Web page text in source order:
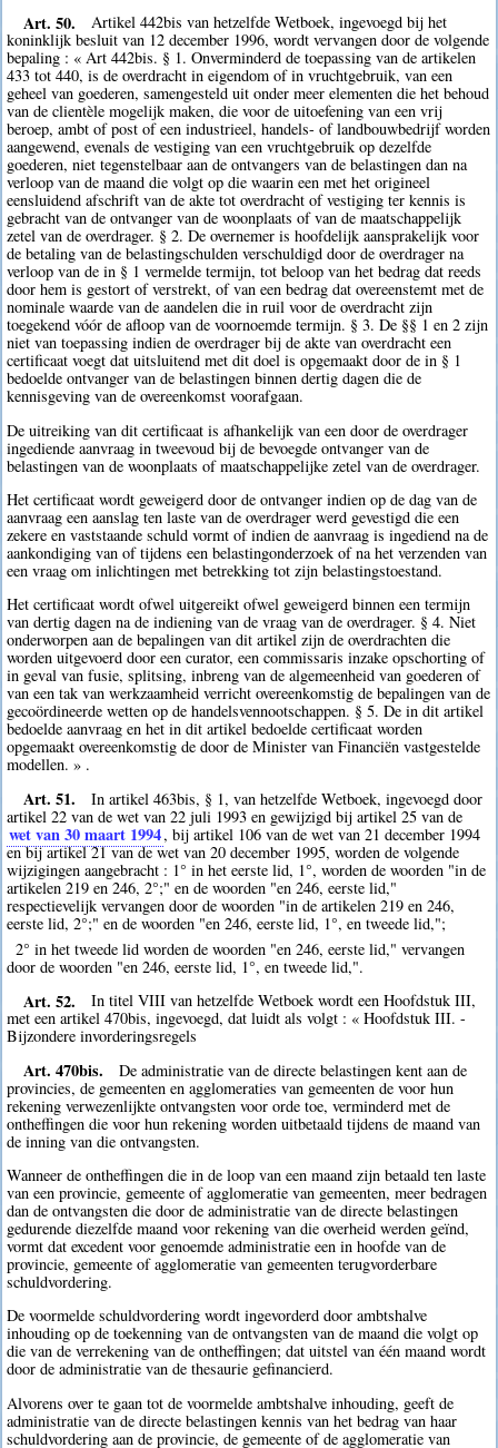
Art. 50.
Artikel 442bis van hetzelfde Wetboek, ingevoegd bij het
koninklijk besluit van 12 december 1996, wordt vervangen door de volgende
bepaling : « Art 442bis. § 1. Onverminderd de toepassing van de artikelen
433 tot 440, is de overdracht in eigendom of in vruchtgebruik, van een
geheel van goederen, samengesteld uit onder meer elementen die het behoud
van de clientèle mogelijk maken, die voor de uitoefening van een vrij
beroep, ambt of post of een industrieel, handels- of landbouwbedrijf worden
aangewend, evenals de vestiging van een vruchtgebruik op dezelfde
goederen, niet tegenstelbaar aan de ontvangers van de belastingen dan na
verloop van de maand die volgt op die waarin een met het origineel
eensluidend afschrift van de akte tot overdracht of vestiging ter kennis is
gebracht van de ontvanger van de woonplaats of van de maatschappelijk
zetel van de overdrager. § 2. De overnemer is hoofdelijk aansprakelijk voor
de betaling van de belastingschulden verschuldigd door de overdrager na
verloop van de in § 1 vermelde termijn, tot beloop van het bedrag dat reeds
door hem is gestort of verstrekt, of van een bedrag dat overeenstemt met de
nominale waarde van de aandelen die in ruil voor de overdracht zijn
toegekend vóór de afloop van de voornoemde termijn. § 3. De §§ 1 en 2 zijn
niet van toepassing indien de overdrager bij de akte van overdracht een
certificaat voegt dat uitsluitend met dit doel is opgemaakt door de in § 1
bedoelde ontvanger van de belastingen binnen dertig dagen die de
kennisgeving van de overeenkomst voorafgaan.
De uitreiking van dit certificaat is afhankelijk van een door de overdrager
ingediende aanvraag in tweevoud bij de bevoegde ontvanger van de
belastingen van de woonplaats of maatschappelijke zetel van de overdrager.
Het certificaat wordt geweigerd door de ontvanger indien op de dag van de
aanvraag een aanslag ten laste van de overdrager werd gevestigd die een
zekere en vaststaande schuld vormt of indien de aanvraag is ingediend na de
aankondiging van of tijdens een belastingonderzoek of na het verzenden van
een vraag om inlichtingen met betrekking tot zijn belastingstoestand.
Het certificaat wordt ofwel uitgereikt ofwel geweigerd binnen een termijn
van dertig dagen na de indiening van de vraag van de overdrager. § 4. Niet
onderworpen aan de bepalingen van dit artikel zijn de overdrachten die
worden uitgevoerd door een curator, een commissaris inzake opschorting of
in geval van fusie, splitsing, inbreng van de algemeenheid van goederen of
van een tak van werkzaamheid verricht overeenkomstig de bepalingen van de
gecoördineerde wetten op de handelsvennootschappen. § 5. De in dit artikel
bedoelde aanvraag en het in dit artikel bedoelde certificaat worden
opgemaakt overeenkomstig de door de Minister van Financiën vastgestelde
modellen. » .
Art. 51.
In artikel 463bis, § 1, van hetzelfde Wetboek, ingevoegd door
artikel 22 van de wet van 22 juli 1993 en gewijzigd bij artikel 25 van de
wet van 30 maart 1994, bij artikel 106 van de wet van 21 december 1994
en bij artikel 21 van de wet van 20 december 1995, worden de volgende
wijzigingen aangebracht : 1° in het eerste lid, 1°, worden de woorden "in de
artikelen 219 en 246, 2°;" en de woorden "en 246, eerste lid,"
respectievelijk vervangen door de woorden "in de artikelen 219 en 246,
eerste lid, 2°;" en de woorden "en 246, eerste lid, 1°, en tweede lid,";
2° in het tweede lid worden de woorden "en 246, eerste lid," vervangen
door de woorden "en 246, eerste lid, 1°, en tweede lid,".
Art. 52.
In titel VIII van hetzelfde Wetboek wordt een Hoofdstuk III,
met een artikel 470bis, ingevoegd, dat luidt als volgt : « Hoofdstuk III. -
Bijzondere invorderingsregels
Art. 470bis.
De administratie van de directe belastingen kent aan de
provincies, de gemeenten en agglomeraties van gemeenten de voor hun
rekening verwezenlijkte ontvangsten voor orde toe, verminderd met de
ontheffingen die voor hun rekening worden uitbetaald tijdens de maand van
de inning van die ontvangsten.
Wanneer de ontheffingen die in de loop van een maand zijn betaald ten laste
van een provincie, gemeente of agglomeratie van gemeenten, meer bedragen
dan de ontvangsten die door de administratie van de directe belastingen
gedurende diezelfde maand voor rekening van die overheid werden geïnd,
vormt dat excedent voor genoemde administratie een in hoofde van de
provincie, gemeente of agglomeratie van gemeenten terugvorderbare
schuldvordering.
De voormelde schuldvordering wordt ingevorderd door ambtshalve
inhouding op de toekenning van de ontvangsten van de maand die volgt op
die van de verrekening van de ontheffingen; dat uitstel van één maand wordt
door de administratie van de thesaurie gefinancierd.
Alvorens over te gaan tot de voormelde ambtshalve inhouding, geeft de
administratie van de directe belastingen kennis van het bedrag van haar
schuldvordering aan de provincie, de gemeente of de agglomeratie van